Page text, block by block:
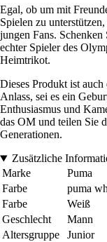
Egal, ob um mit
Spielen zu
jungen Fans.
echter Spieler des
Heimtrikot.
Dieses Produkt ist auch
Anlass, sei es ein
Enthusiasmus und
das OM und teilen Sie
Generationen.
Zusätzliche
Marke
Puma
Farbe
puma
Farbe
Weiß
Geschlecht
Mann
Altersgruppe
Junior